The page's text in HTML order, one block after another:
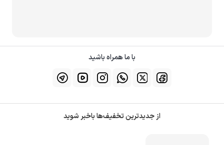
با ما همراه باشید
از جدیدترین تخفیف‌ها باخبر شوید